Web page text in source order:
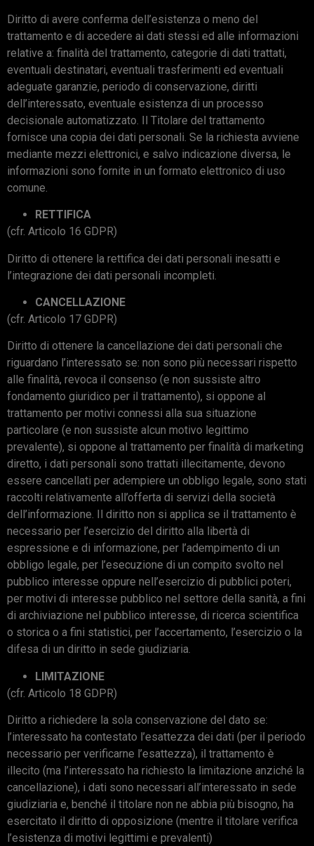
Diritto di avere conferma dell’esistenza o meno del
trattamento e di accedere ai dati stessi ed alle informazioni
relative a: finalità del trattamento, categorie di dati trattati,
eventuali destinatari, eventuali trasferimenti ed eventuali
adeguate garanzie, periodo di conservazione, diritti
dell’interessato, eventuale esistenza di un processo
decisionale automatizzato. Il Titolare del trattamento
fornisce una copia dei dati personali. Se la richiesta avviene
mediante mezzi elettronici, e salvo indicazione diversa, le
informazioni sono fornite in un formato elettronico di uso
comune.
RETTIFICA
(cfr. Articolo 16 GDPR)
Diritto di ottenere la rettifica dei dati personali inesatti e
l’integrazione dei dati personali incompleti.
CANCELLAZIONE
(cfr. Articolo 17 GDPR)
Diritto di ottenere la cancellazione dei dati personali che
riguardano l’interessato se: non sono più necessari rispetto
alle finalità, revoca il consenso (e non sussiste altro
fondamento giuridico per il trattamento), si oppone al
trattamento per motivi connessi alla sua situazione
particolare (e non sussiste alcun motivo legittimo
prevalente), si oppone al trattamento per finalità di marketing
diretto, i dati personali sono trattati illecitamente, devono
essere cancellati per adempiere un obbligo legale, sono stati
raccolti relativamente all’offerta di servizi della società
dell’informazione. Il diritto non si applica se il trattamento è
necessario per l’esercizio del diritto alla libertà di
espressione e di informazione, per l’adempimento di un
obbligo legale, per l’esecuzione di un compito svolto nel
pubblico interesse oppure nell’esercizio di pubblici poteri,
per motivi di interesse pubblico nel settore della sanità, a fini
di archiviazione nel pubblico interesse, di ricerca scientifica
o storica o a fini statistici, per l’accertamento, l’esercizio o la
difesa di un diritto in sede giudiziaria.
LIMITAZIONE
(cfr. Articolo 18 GDPR)
Diritto a richiedere la sola conservazione del dato se:
l’interessato ha contestato l’esattezza dei dati (per il periodo
necessario per verificarne l’esattezza), il trattamento è
illecito (ma l’interessato ha richiesto la limitazione anziché la
cancellazione), i dati sono necessari all’interessato in sede
giudiziaria e, benché il titolare non ne abbia più bisogno, ha
esercitato il diritto di opposizione (mentre il titolare verifica
l’esistenza di motivi legittimi e prevalenti)